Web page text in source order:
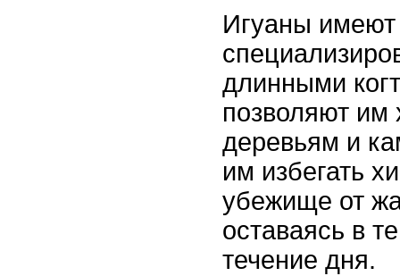
Игуаны имеют
длинными
позволяют им
деревьям и
им избегать
убежище от
оставаясь в
течение дня.